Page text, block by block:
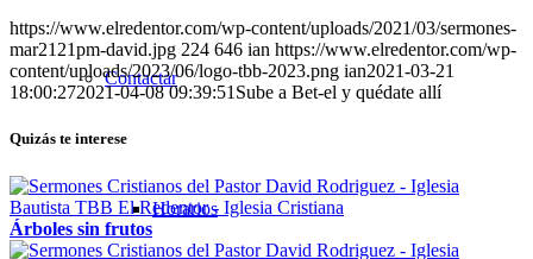
Contactar
Horarios
https://www.elredentor.com/wp-content/uploads/2021/03/sermones-
mar2121pm-david.jpg 224 646 ian https://www.elredentor.com/wp-
content/uploads/2023/06/logo-tbb-2023.png ian2021-03-21
18:00:272021-04-08 09:39:51 Sube a Bet-el y quédate allí
Quizás te interese
Árboles sin frutos